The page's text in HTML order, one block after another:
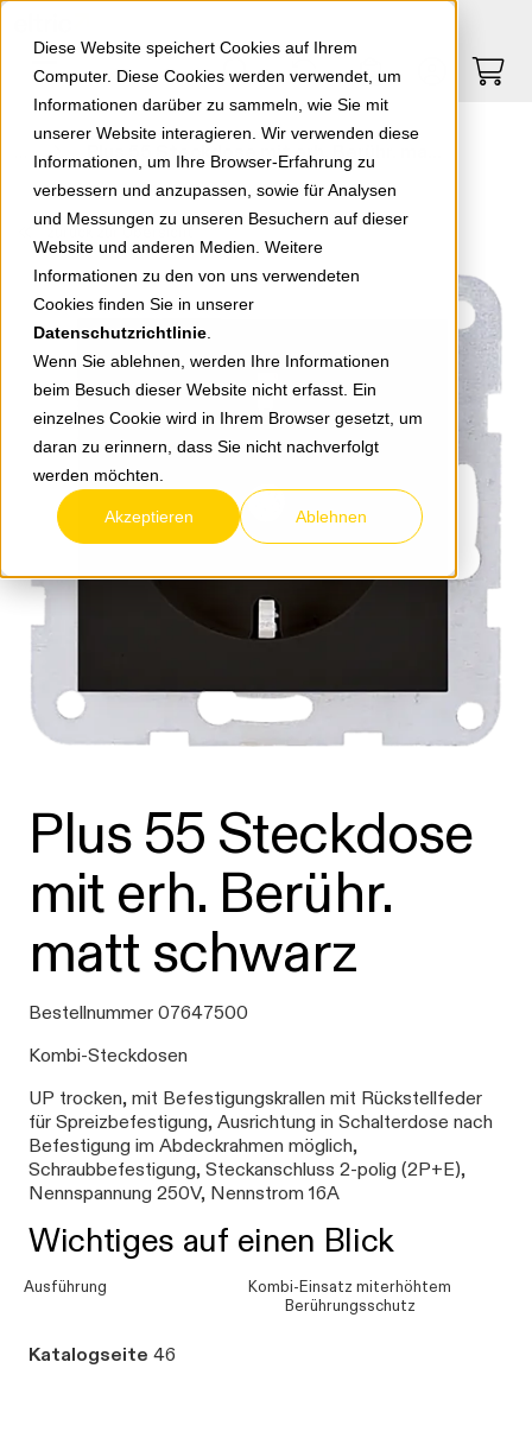
Diese Website speichert Cookies auf Ihrem
Computer. Diese Cookies werden verwendet, um
Informationen darüber zu sammeln, wie Sie mit
unserer Website interagieren. Wir verwenden diese
Informationen, um Ihre Browser-Erfahrung zu
verbessern und anzupassen, sowie für Analysen
und Messungen zu unseren Besuchern auf dieser
Website und anderen Medien. Weitere
Informationen zu den von uns verwendeten
Cookies finden Sie in unserer
Datenschutzrichtlinie
Wenn Sie ablehnen, werden Ihre Informationen
beim Besuch dieser Website nicht erfasst. Ein
einzelnes Cookie wird in Ihrem Browser gesetzt, um
daran zu erinnern, dass Sie nicht nachverfolgt
werden möchten.
Akzeptieren Ablehnen
Springe zu Hauptinhalt Springe zum Footer
0
zurück zur Übersicht
Plus 55 Steckdose
mit erh. Berühr.
matt schwarz
Bestellnummer 07647500
Kombi-Steckdosen
UP trocken, mit Befestigungskrallen mit Rückstellfeder
für Spreizbefestigung, Ausrichtung in Schalterdose nach
Befestigung im Abdeckrahmen möglich,
Schraubbefestigung, Steckanschluss 2-polig (2P+E),
Nennspannung 250V, Nennstrom 16A
Wichtiges auf einen Blick
Ausführung
Kombi-Einsatz miterhöhtem
Berührungsschutz
Katalogseite 46